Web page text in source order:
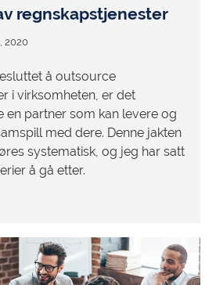
regnskapstjenester
2020
å outsource
i virksomheten, er det
en partner som kan levere og
med dere. Denne jakten
systematisk, og jeg har satt
å gå etter.